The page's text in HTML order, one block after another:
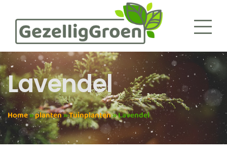
Lavendel
Home»planten»Tuinplanten»Lavendel